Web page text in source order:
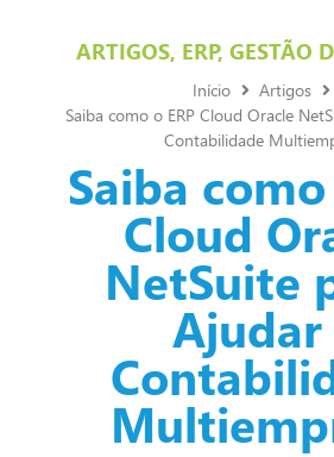
ARTIGOS, ERP, GESTÃO
Início
Artigos
Saiba como o ERP Cloud Oracle
Contabilidade
Saiba como
Cloud
NetSuite
Ajudar